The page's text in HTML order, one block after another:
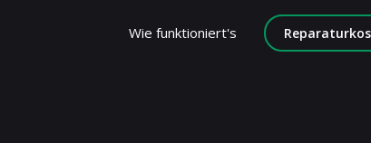
Wie funktioniert's